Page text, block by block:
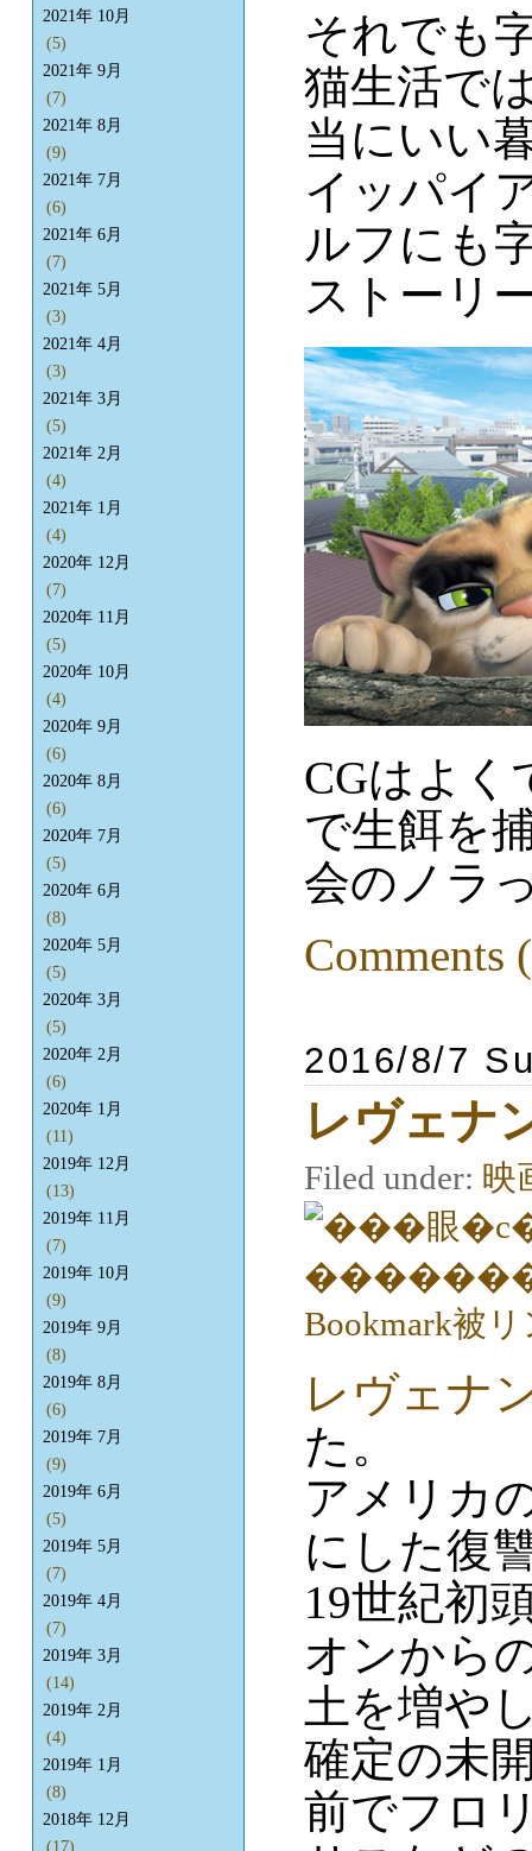
それでも
猫生活で
当にいい
イッパイ
ルフにも
ストーリ
CGはよく
で生餌を
会のノラ
Comments
2016/8/7
レヴェナ
Filed under: 映
レヴェナ
た。
アメリカ
にした復
19世紀初
オンから
土を増や
確定の未
前でフロ
2021年 10月
(5)
2021年 9月
(7)
2021年 8月
(9)
2021年 7月
(6)
2021年 6月
(7)
2021年 5月
(3)
2021年 4月
(3)
2021年 3月
(5)
2021年 2月
(4)
2021年 1月
(4)
2020年 12月
(7)
2020年 11月
(5)
2020年 10月
(4)
2020年 9月
(6)
2020年 8月
(6)
2020年 7月
(5)
2020年 6月
(8)
2020年 5月
(5)
2020年 3月
(5)
2020年 2月
(6)
2020年 1月
(11)
2019年 12月
(13)
2019年 11月
(7)
2019年 10月
(9)
2019年 9月
(8)
2019年 8月
(6)
2019年 7月
(9)
2019年 6月
(5)
2019年 5月
(7)
2019年 4月
(7)
2019年 3月
(14)
2019年 2月
(4)
2019年 1月
(8)
2018年 12月
(17)